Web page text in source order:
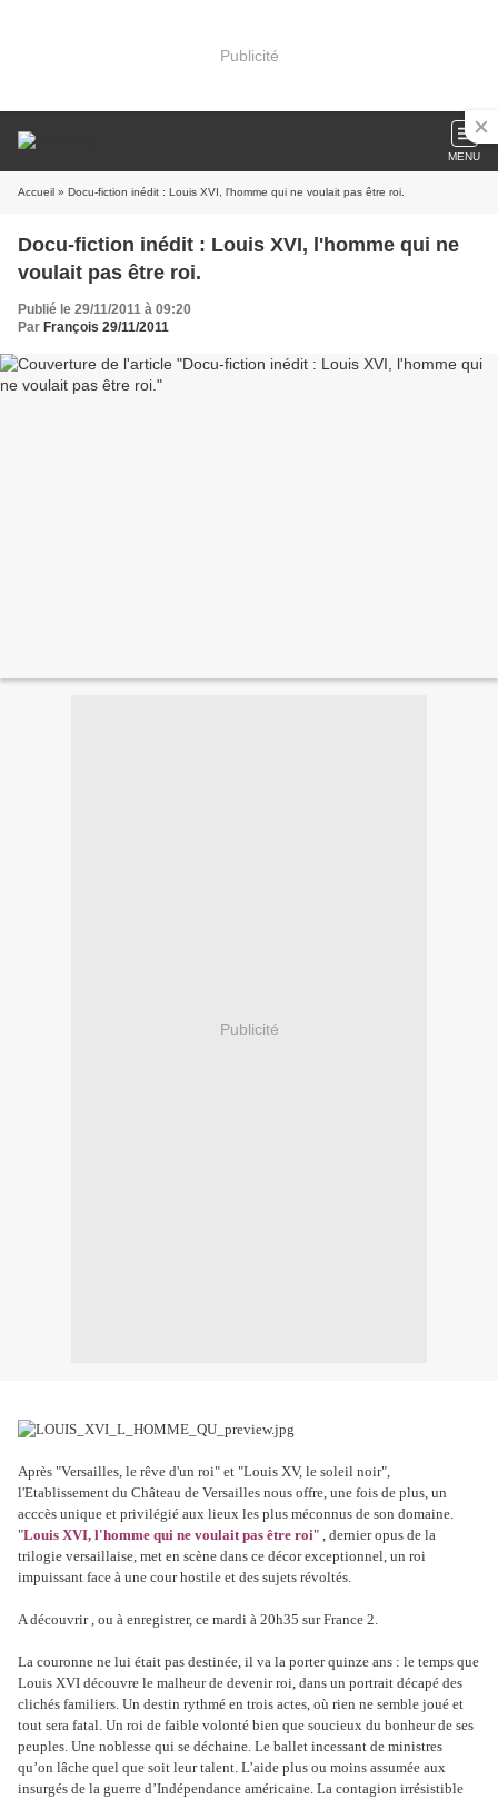
Publicité
MENU
Accueil » Docu-fiction inédit : Louis XVI, l'homme qui ne voulait pas être roi.
Docu-fiction inédit : Louis XVI, l'homme qui ne
voulait pas être roi.
Publié le 29/11/2011 à 09:20
Par François 29/11/2011
Publicité
Après "Versailles, le rêve d'un roi" et "Louis XV, le soleil noir",
l'Etablissement du Château de Versailles nous offre, une fois de plus, un
acccès unique et privilégié aux lieux les plus méconnus de son domaine.
"Louis XVI, l'homme qui ne voulait pas être roi" , dernier opus de la
trilogie versaillaise, met en scène dans ce décor exceptionnel, un roi
impuissant face à une cour hostile et des sujets révoltés.
A découvrir , ou à enregistrer, ce mardi à 20h35 sur France 2.
La couronne ne lui était pas destinée, il va la porter quinze ans : le temps que
Louis XVI découvre le malheur de devenir roi, dans un portrait décapé des
clichés familiers. Un destin rythmé en trois actes, où rien ne semble joué et
tout sera fatal. Un roi de faible volonté bien que soucieux du bonheur de ses
peuples. Une noblesse qui se déchaine. Le ballet incessant de ministres
qu’on lâche quel que soit leur talent. L’aide plus ou moins assumée aux
insurgés de la guerre d’Indépendance américaine. La contagion irrésistible